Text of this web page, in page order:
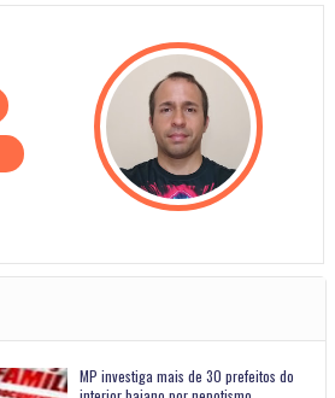
MP investiga mais de 30 prefeitos do